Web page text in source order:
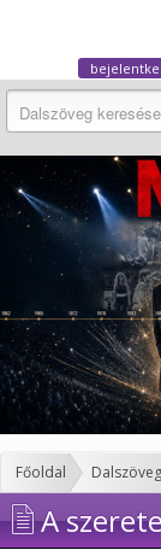
Főoldal
A